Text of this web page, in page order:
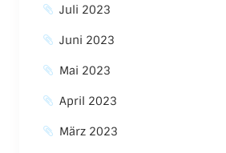
Juli 2023
Juni 2023
Mai 2023
April 2023
März 2023